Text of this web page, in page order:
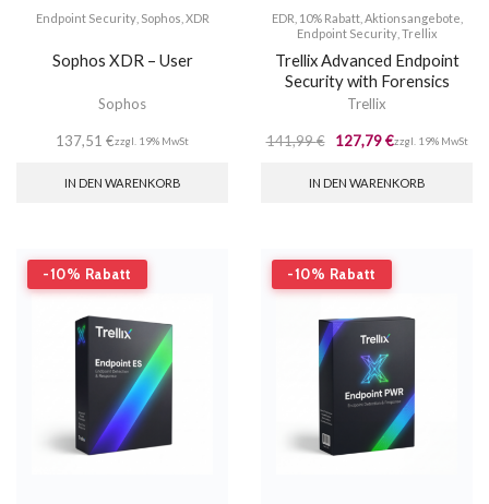
Endpoint Security, Sophos XDR
Sophos XDR – User
Sophos
137,51 €zzgl. 19% MwSt
IN DEN WARENKORB
EDR 10% Rabatt, Aktionsangebote
Endpoint Security, Trellix
Trellix Advanced Endpoint
Security with Forensics
Trellix
141,99€ 127,79€zzgl. 19% MwSt
IN DEN WARENKORB
-10% Rabatt -10% Rabatt